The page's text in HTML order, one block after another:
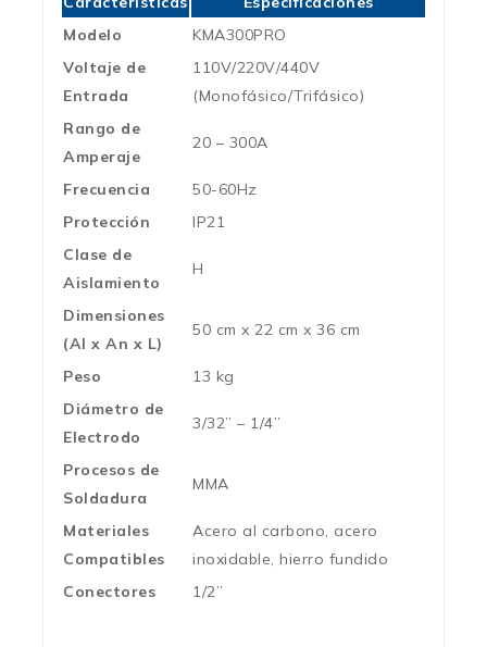
Modelo
KMA300PRO
Voltaje de
Entrada
110V/220V/440V
(Monofásico/Trifásico)
Rango de
Amperaje
20 – 300A
Frecuencia
50-60Hz
Protección
IP21
Clase de
Aislamiento
H
Dimensiones
(Al x An x L)
50 cm x 22 cm x 36 cm
Peso
13 kg
Diámetro de
Electrodo
3/32” – 1/4”
Procesos de
Soldadura
MMA
Materiales
Compatibles
Acero al carbono, acero
inoxidable, hierro fundido
Conectores
1/2”